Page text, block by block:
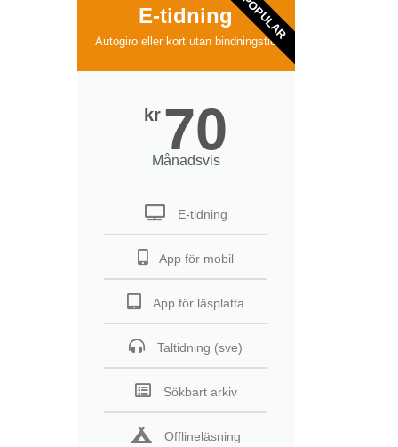
E-tidning
Autogiro eller kort utan bindningstid
kr 70
Månadsvis
E-tidning
App för mobil
App för läsplatta
Taltidning (sve)
Sökbart arkiv
Offlineläsning
POPULAR